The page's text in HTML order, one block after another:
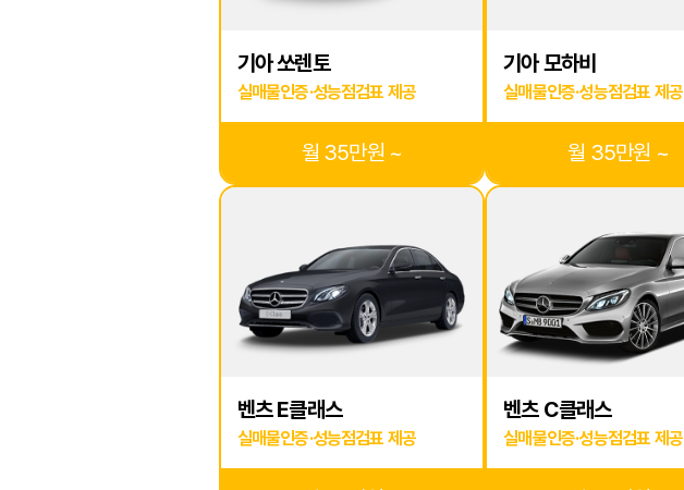
기아 쏘렌토
실매물인증·성능점검표 제공
월 35만원 ~
기아 모하비
실매물인증·성능점검표 제공
월 35만원 ~
벤츠 E클래스
실매물인증·성능점검표 제공
벤츠 C클래스
실매물인증·성능점검표 제공